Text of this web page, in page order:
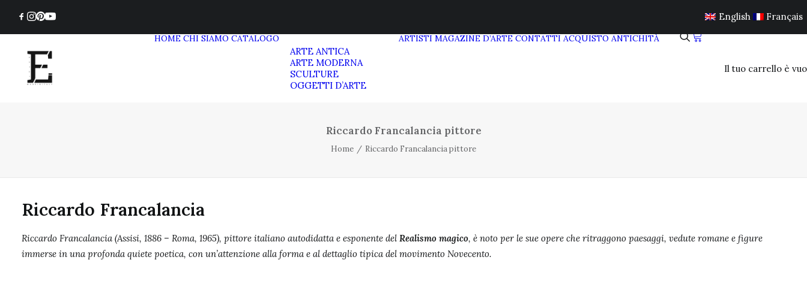
English Français
HOME CHI SIAMO CATALOGO
ARTE ANTICA
ARTE MODERNA
SCULTURE
OGGETTI D’ARTE
ARTISTI MAGAZINE D’ARTE CONTATTI ACQUISTO ANTICHITÀ
Il tuo carrello è
Riccardo Francalancia pittore
Home Riccardo Francalancia pittore
Riccardo Francalancia
Riccardo Francalancia (Assisi, 1886 – Roma, 1965), pittore italiano autodidatta e esponente del Realismo magico, è noto per le sue opere che ritraggono paesaggi, vedute romane e figure
immerse in una profonda quiete poetica, con un’attenzione alla forma e al dettaglio tipica del movimento Novecento.